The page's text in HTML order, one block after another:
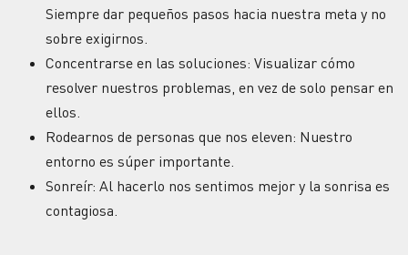
Siempre dar pequeños pasos hacia nuestra meta y no
sobre exigirnos.
Concentrarse en las soluciones: Visualizar cómo
resolver nuestros problemas, en vez de solo pensar en
ellos.
Rodearnos de personas que nos eleven: Nuestro
entorno es súper importante.
Sonreír: Al hacerlo nos sentimos mejor y la sonrisa es
contagiosa.